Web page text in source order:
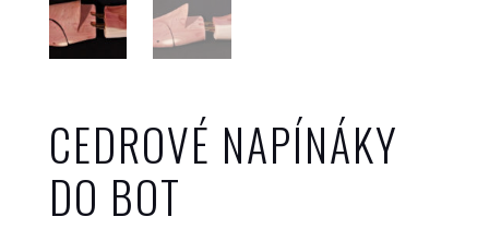
CEDROVÉ NAPÍNÁKY
DO BOT